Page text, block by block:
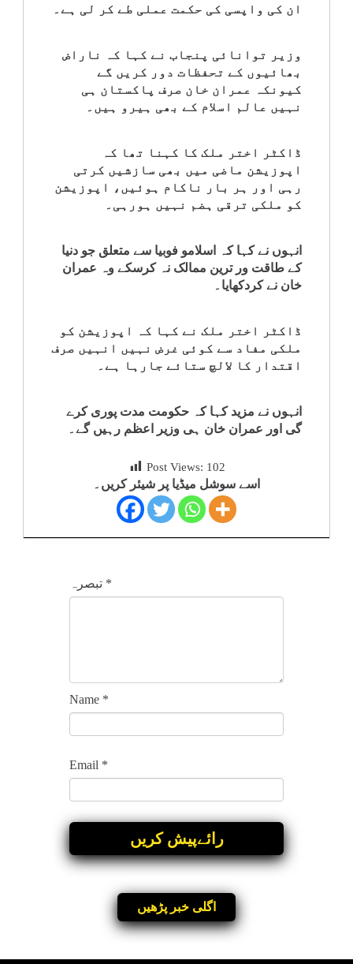
ان کی واپسی کی حکمت عملی طے کر لی ہے۔
وزیر توانائی پنجاب نے کہا کہ ناراض
بھائیوں کے تحفظات دور کریں گے
کیونکہ عمران خان صرف پاکستان ہی
نہیں عالم اسلام کے بھی ہیرو ہیں۔
ڈاکٹر اختر ملک کا کہنا تھا کہ
اپوزیشن ماضی میں بھی سازشیں کرتی
رہی اور ہر بار ناکام ہوئیں، اپوزیشن
کو ملکی ترقی ہضم نہیں ہورہی۔
انہوں نے کہا کہ اسلامو فوبیا سے متعلق جو دنیا
کے طاقت ور ترین ممالک نہ کرسکے وہ عمران
خان نے کردکھایا۔
ڈاکٹر اختر ملک نے کہا کہ اپوزیشن کو
ملکی مفاد سے کوئی غرض نہیں انہیں صرف
اقتدار کا لالچ ستائے جارہا ہے۔
انہوں نے مزید کہا کہ حکومت مدت پوری کرے
گی اور عمران خان ہی وزیر اعظم رہیں گے۔
Post Views: 102
اسے سوشل میڈیا پر شیئر کریں۔
تبصرہ *
Name *
Email *
اگلی خبر پڑھیں